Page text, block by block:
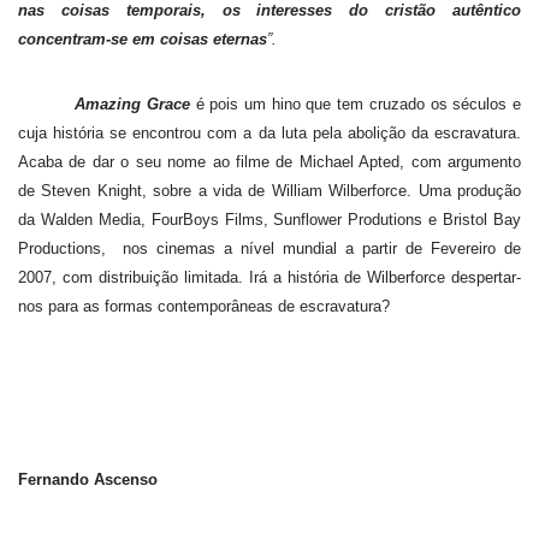
nas coisas temporais, os interesses do cristão autêntico
concentram-se em coisas eternas”.
Amazing Graceé pois um hino que tem cruzado os séculos e
cuja história se encontrou com a da luta pela abolição da escravatura.
Acaba de dar o seu nome ao filme de Michael Apted, com argumento
de Steven Knight, sobre a vida de William Wilberforce. Uma produção
da Walden Media, FourBoys Films, Sunflower Produtions e Bristol Bay
Productions,
nos cinemas a nível mundial a partir de Fevereiro de
2007, com distribuição limitada. Irá a história de Wilberforce despertar-
nos para as formas contemporâneas de escravatura?
Fernando Ascenso